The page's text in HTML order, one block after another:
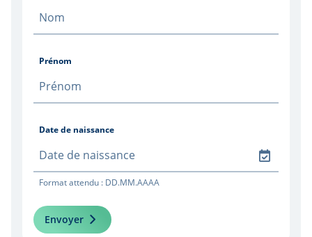
Prénom
Date de naissance
Format attendu : DD.MM.AAAA
Envoyer